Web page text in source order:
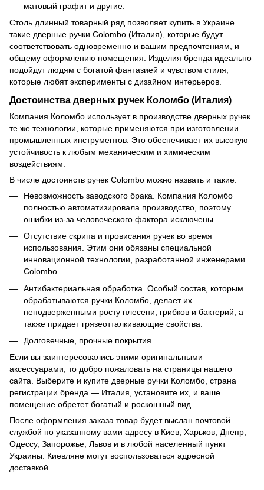
матовый графит и другие.
Столь длинный товарный ряд позволяет купить в Украине
такие дверные ручки Colombo (Италия), которые будут
соответствовать одновременно и вашим предпочтениям, и
общему оформлению помещения. Изделия бренда идеально
подойдут людям с богатой фантазией и чувством стиля,
которые любят эксперименты с дизайном интерьеров.
Достоинства дверных ручек Коломбо (Италия)
Компания Коломбо использует в производстве дверных ручек
те же технологии, которые применяются при изготовлении
промышленных инструментов. Это обеспечивает их высокую
устойчивость к любым механическим и химическим
воздействиям.
В числе достоинств ручек Colombo можно назвать и такие:
Невозможность заводского брака. Компания Коломбо
полностью автоматизировала производство, поэтому
ошибки из-за человеческого фактора исключены.
Отсутствие скрипа и провисания ручек во время
использования. Этим они обязаны специальной
инновационной технологии, разработанной инженерами
Colombo.
Антибактериальная обработка. Особый состав, которым
обрабатываются ручки Коломбо, делает их
неподверженными росту плесени, грибков и бактерий, а
также придает грязеотталкивающие свойства.
Долговечные, прочные покрытия.
Если вы заинтересовались этими оригинальными
аксессуарами, то добро пожаловать на страницы нашего
сайта. Выберите и купите дверные ручки Коломбо, страна
регистрации бренда — Италия, установите их, и ваше
помещение обретет богатый и роскошный вид.
После оформления заказа товар будет выслан почтовой
службой по указанному вами адресу в Киев, Харьков, Днепр,
Одессу, Запорожье, Львов и в любой населенный пункт
Украины. Киевляне могут воспользоваться адресной
доставкой.